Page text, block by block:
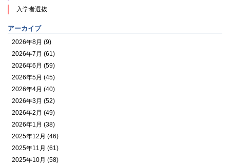
入学者選抜
アーカイブ
2026年8月 (9)
2026年7月 (61)
2026年6月 (59)
2026年5月 (45)
2026年4月 (40)
2026年3月 (52)
2026年2月 (49)
2026年1月 (38)
2025年12月 (46)
2025年11月 (61)
2025年10月 (58)